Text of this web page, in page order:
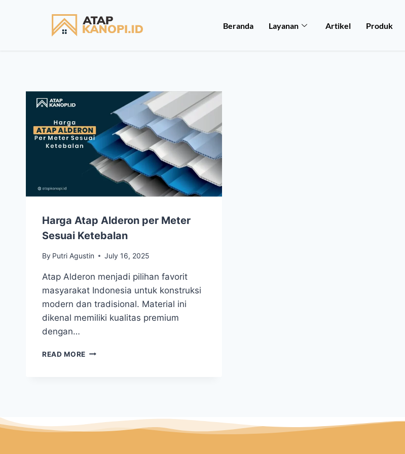
Beranda Layanan Artikel Produk
Harga Atap Alderon per Meter
Sesuai Ketebalan
By Putri Agustin July 16, 2025
Atap Alderon menjadi pilihan favorit
masyarakat Indonesia untuk konstruksi
modern dan tradisional. Material ini
dikenal memiliki kualitas premium
dengan…
READ MORE